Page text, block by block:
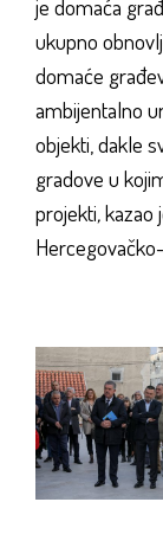
je domaća
ukupno
domaće
ambijentalno
objekti, dakle
gradove u
projekti,kazao